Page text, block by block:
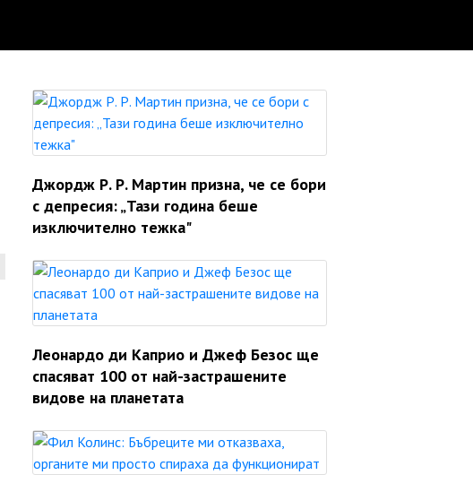
Джордж Р. Р. Мартин призна, че се бори
с депресия: „Тази година беше
изключително тежка"
Леонардо ди Каприо и Джеф Безос ще
спасяват 100 от най-застрашените
видове на планетата